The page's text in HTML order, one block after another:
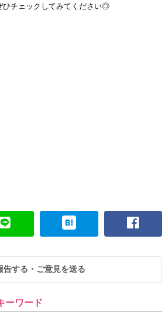
ひチェックしてみてください◎
告する・ご意見を送る
ーワード